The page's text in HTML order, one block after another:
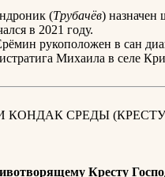
(Трубачёв) назначен
в 2021 году.
рукоположен в сан
Михаила в селе
КОНДАК СРЕДЫ
Кресту